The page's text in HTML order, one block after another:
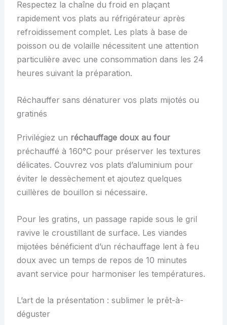
Respectez la chaîne du froid en plaçant
rapidement vos plats au réfrigérateur après
refroidissement complet. Les plats à base de
poisson ou de volaille nécessitent une attention
particulière avec une consommation dans les 24
heures suivant la préparation.
Réchauffer sans dénaturer vos plats mijotés ou
gratinés
Privilégiez un réchauffage doux au four
préchauffé à 160°C pour préserver les textures
délicates. Couvrez vos plats d’aluminium pour
éviter le dessèchement et ajoutez quelques
cuillères de bouillon si nécessaire.
Pour les gratins, un passage rapide sous le gril
ravive le croustillant de surface. Les viandes
mijotées bénéficient d’un réchauffage lent à feu
doux avec un temps de repos de 10 minutes
avant service pour harmoniser les températures.
L’art de la présentation : sublimer le prêt-à-
déguster